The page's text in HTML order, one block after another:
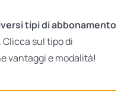
tipi di abbonamento
Clicca sul tipo di
vantaggi e modalità!